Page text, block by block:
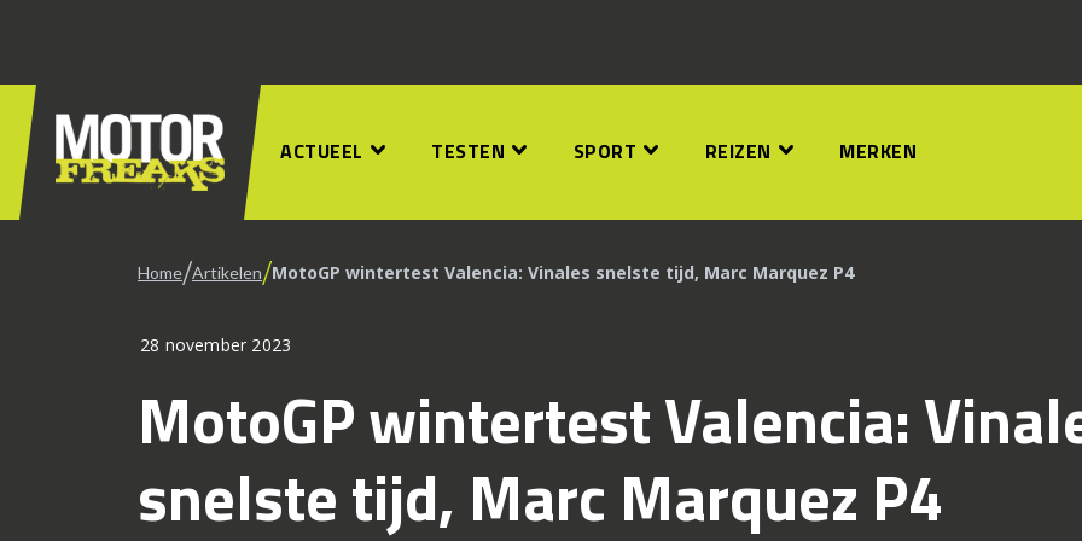
ACTUEEL TESTEN SPORT REIZEN MERKEN
Home/Artikelen/MotoGP wintertest Valencia: Vinales snelste tijd, Marc Marquez P4
28 november 2023
MotoGP wintertest Valencia:
snelste tijd, Marc Marquez P4